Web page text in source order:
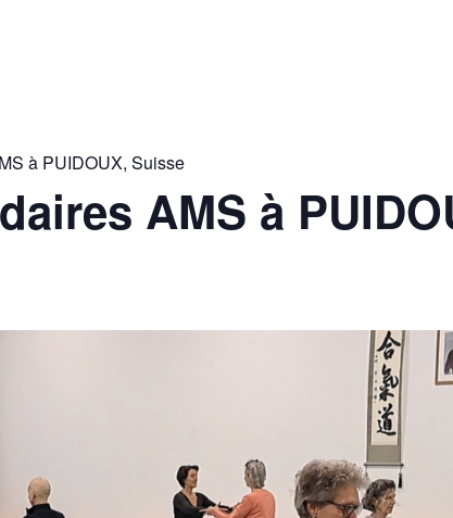
à PUIDOUX, Suisse
AMS à